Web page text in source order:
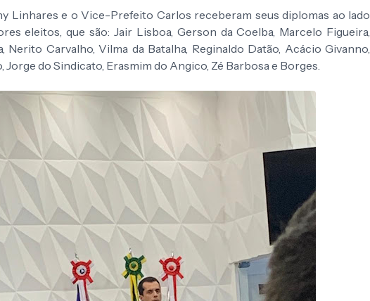
Linhares e o Vice-Prefeito Carlos receberam seus diplomas ao lado
eleitos, que são: Jair Lisboa, Gerson da Coelba, Marcelo Figueira,
Nerito Carvalho, Vilma da Batalha, Reginaldo Datão, Acácio Givanno,
Jorge do Sindicato, Erasmim do Angico, Zé Barbosa e Borges.